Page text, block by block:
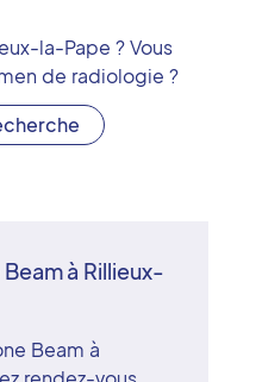
la-Pape ? Vous
de radiologie ?
à Rillieux-
Beam à